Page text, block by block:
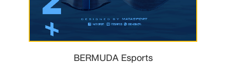
BERMUDA Esports